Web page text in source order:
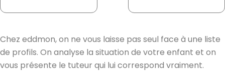
Chez eddmon, on ne vous laisse pas seul face à une liste
de profils. On analyse la situation de votre enfant et on
vous présente le tuteur qui lui correspond vraiment.